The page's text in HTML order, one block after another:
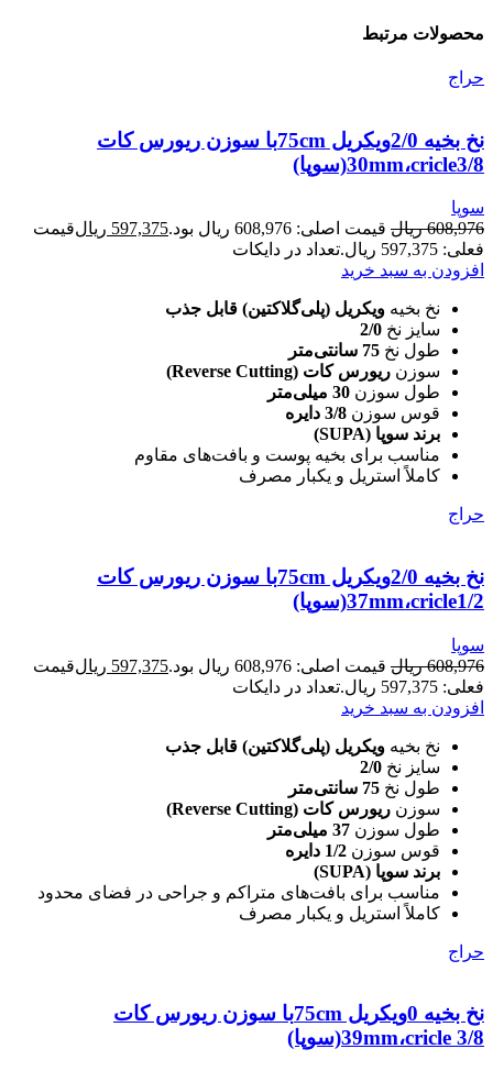
محصولات مرتبط
حراج
نخ بخیه 2/0ویکریل 75cmبا سوزن ریورس کات
30mm،cricle3/8(سوپا)
سوپا
608,976 ریال قیمت اصلی: 608,976 ریال بود. 597,375 ریالقیمت
فعلی: 597,375 ریال.
تعداد در دایکات
افزودن به سبد خرید
نخ بخیه ویکریل (پلی‌گلاکتین) قابل جذب
سایز نخ 2/0
طول نخ 75 سانتی‌متر
سوزن ریورس کات (Reverse Cutting)
طول سوزن 30 میلی‌متر
قوس سوزن 3/8 دایره
برند سوپا (SUPA)
مناسب برای بخیه پوست و بافت‌های مقاوم
کاملاً استریل و یکبار مصرف
حراج
نخ بخیه 2/0ویکریل 75cmبا سوزن ریورس کات
37mm،cricle1/2(سوپا)
سوپا
608,976 ریال قیمت اصلی: 608,976 ریال بود. 597,375 ریالقیمت
فعلی: 597,375 ریال.
تعداد در دایکات
افزودن به سبد خرید
نخ بخیه ویکریل (پلی‌گلاکتین) قابل جذب
سایز نخ 2/0
طول نخ 75 سانتی‌متر
سوزن ریورس کات (Reverse Cutting)
طول سوزن 37 میلی‌متر
قوس سوزن 1/2 دایره
برند سوپا (SUPA)
مناسب برای بافت‌های متراکم و جراحی در فضای محدود
کاملاً استریل و یکبار مصرف
حراج
نخ بخیه 0ویکریل 75cmبا سوزن ریورس کات
39mm،cricle 3/8(سوپا)